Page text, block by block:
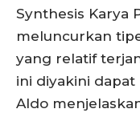
Synthesis Karya
meluncurkan
yang relatif
ini diyakini
Aldo